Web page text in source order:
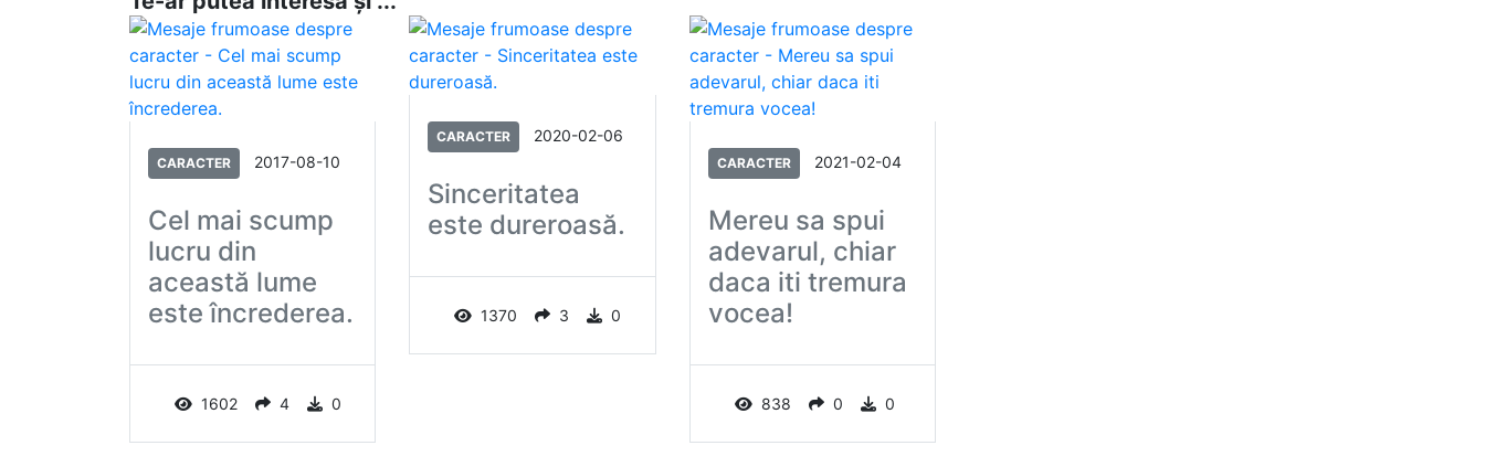
CARACTER 2017-08-10
Cel mai scump
lucru din
această lume
este încrederea.
1602 4 0
CARACTER 2020-02-06
Sinceritatea
este dureroasă.
1370 3 0
CARACTER 2021-02-04
Mereu sa spui
adevarul, chiar
daca iti tremura
vocea!
838 0 0